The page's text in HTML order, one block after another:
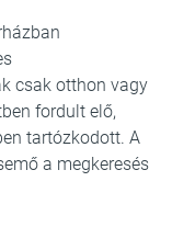
csak otthon vagy
fordult elő,
tartózkodott. A
a megkeresés